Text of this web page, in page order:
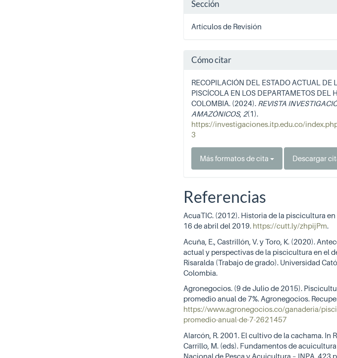
Sección
Artículos de Revisión
Cómo citar
RECOPILACIÓN DEL ESTADO ACTUAL DE
PISCÍCOLA EN LOS DEPARTAMETOS DEL
COLOMBIA. (2024). REVISTA
AMAZÓNICOS, 2(1).
https://investigaciones.itp.edu.co/
3
Más formatos de cita Descargar
Referencias
AcuaTIC. (2012). Historia de la piscicultura
16 de abril del 2019. https://cutt.ly/zhpijPm.
Acuña, E., Castrillón, V. y Toro, K. (2020).
actual y perspectivas de la piscicultura en el
Risaralda (Trabajo de grado). Universidad
Colombia.
Agronegocios. (9 de Julio de 2015).
promedio anual de 7%. Agronegocios.
https://www.agronegocios.co/ganaderia/
promedio-anual-de-7-2621457
Alarcón, R. 2001. El cultivo de la cachama. In
Carrillo, M. (eds). Fundamentos de
Nacional de Pesca y Acuicultura – INPA. 423 p.